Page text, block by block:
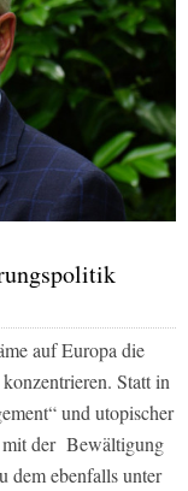
auf Europa die
Statt in
und utopischer
der Bewältigung
dem ebenfalls unter